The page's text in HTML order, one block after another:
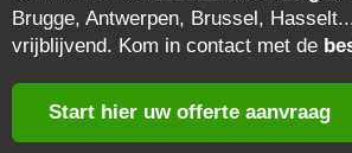
Brugge, Antwerpen, Brussel,
vrijblijvend. Kom in contact met de
Start hier uw offerte aanvraag